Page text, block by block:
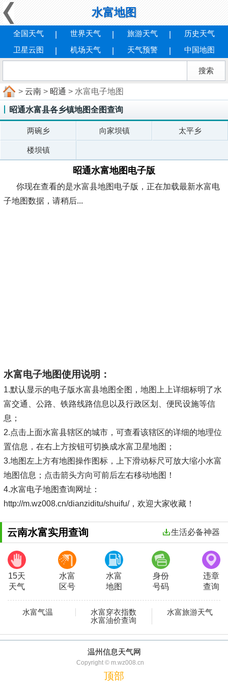
水富地图
全国天气 世界天气 旅游天气
历史天气
卫星云图
机场天气 天气预警 中国地图
> 云南 > 昭通 > 水富电子地图
昭通水富县各乡镇地图全图查询
两碗乡 向家坝镇 太平乡
楼坝镇
昭通水富地图电子版
你现在查看的是水富县地图电子版，正在加载最新水富电
子地图数据，请稍后...
水富电子地图使用说明：
1.默认显示的电子版水富县地图全图，地图上上详细标明了水
富交通、公路、铁路线路信息以及行政区划、便民设施等信
息；
2.点击上面水富县辖区的城市，可查看该辖区的详细的地理位
置信息，在右上方按钮可切换成水富卫星地图；
3.地图左上方有地图操作图标，上下滑动标尺可放大缩小水富
地图信息；点击箭头方向可前后左右移动地图！
4.水富电子地图查询网址：
http://m.wz008.cn/dianziditu/shuifu/，欢迎大家收藏！
云南水富实用查询 生活必备神器
15天
天气
水富
区号
水富
地图
身份
号码
违章
查询
水富气温 水富穿衣指数
水富旅游天气
水富油价查询
温州信息天气网
Copyright © m.wz008.cn
顶部